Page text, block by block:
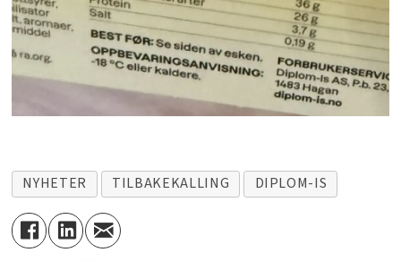
NYHETER TILBAKEKALLING DIPLOM-IS